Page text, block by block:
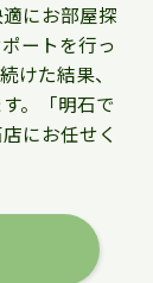
にお部屋探
ートを行っ
けた結果、
。「明石で
にお任せく